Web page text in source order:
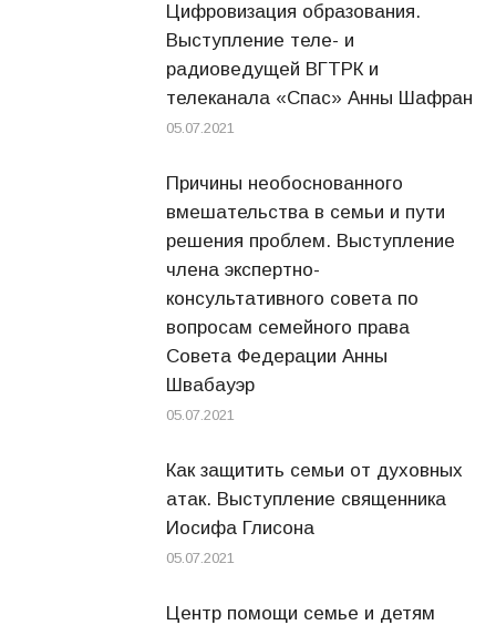
Цифровизация образования.
Выступление теле- и
радиоведущей ВГТРК и
телеканала «Спас» Анны Шафран
05.07.2021
Причины необоснованного
вмешательства в семьи и пути
решения проблем. Выступление
члена экспертно-
консультативного совета по
вопросам семейного права
Совета Федерации Анны
Швабауэр
05.07.2021
Как защитить семьи от духовных
атак. Выступление священника
Иосифа Глисона
05.07.2021
Центр помощи семье и детям